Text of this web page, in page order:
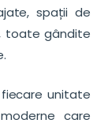
spații de
toate gândite
unitate
care